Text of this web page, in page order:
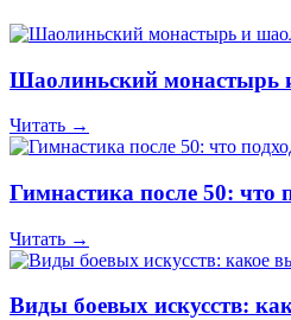
Шаолиньский монастырь
Читать →
Гимнастика после 50: что
Читать →
Виды боевых искусств: